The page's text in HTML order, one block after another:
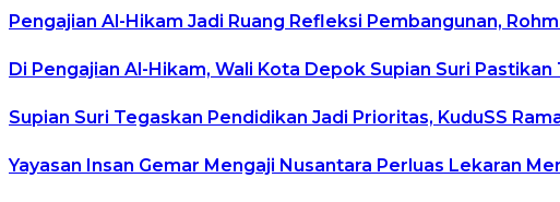
Pengajian Al-Hikam Jadi Ruang Refleksi Pembangunan,
Di Pengajian Al-Hikam, Wali Kota Depok Supian Suri
Supian Suri Tegaskan Pendidikan Jadi Prioritas, KuduSS
Yayasan Insan Gemar Mengaji Nusantara Perluas Lekaran